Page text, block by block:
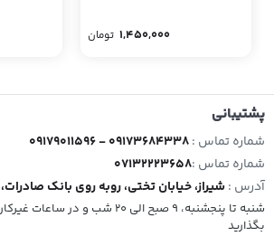
1,450,000 تومان
پشتیبانی
شماره تماس :09179011596 - 09173684338
شماره تماس :07132223658
آدرس :شیراز، خیابان تختی، روبه روی بانک صادرات، تاچکالا
شنبه تا پنجشنبه، 9 صبح الی 20 شب و
بگذارید